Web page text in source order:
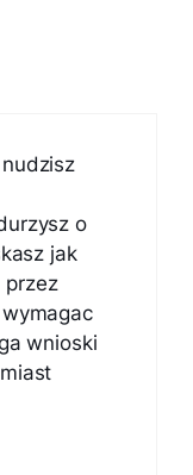
o
jak
przez
wnioski